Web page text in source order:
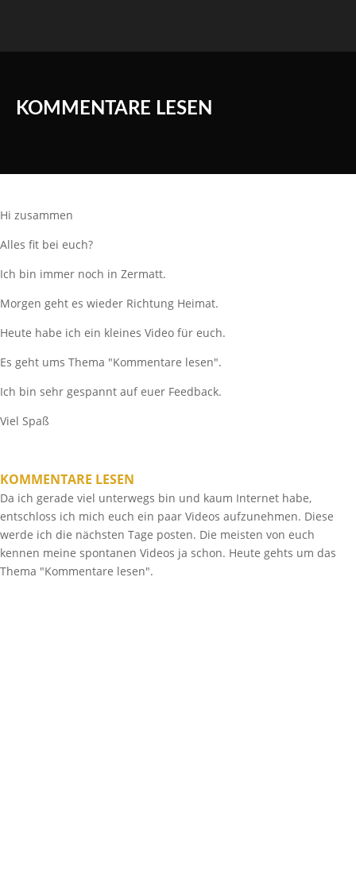
KOMMENTARE LESEN
Hi zusammen
Alles fit bei euch?
Ich bin immer noch in Zermatt.
Morgen geht es wieder Richtung Heimat.
Heute habe ich ein kleines Video für euch.
Es geht ums Thema "Kommentare lesen".
Ich bin sehr gespannt auf euer Feedback.
Viel Spaß
KOMMENTARE LESEN
Da ich gerade viel unterwegs bin und kaum Internet habe,
entschloss ich mich euch ein paar Videos aufzunehmen. Diese
werde ich die nächsten Tage posten. Die meisten von euch
kennen meine spontanen Videos ja schon. Heute gehts um das
Thema "Kommentare lesen".